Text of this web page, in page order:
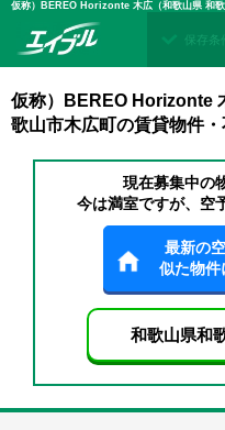
保存条
仮称）BEREO Horizonte
歌山市木広町の賃貸物件
現在募集中の
今は満室ですが、空
最新の
似た物件
和歌山県和